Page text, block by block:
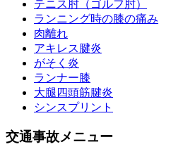
テニス肘（ゴルフ肘）
ランニング時の膝の痛み
肉離れ
アキレス腱炎
がそく炎
ランナー膝
大腿四頭筋腱炎
シンスプリント
交通事故メニュー